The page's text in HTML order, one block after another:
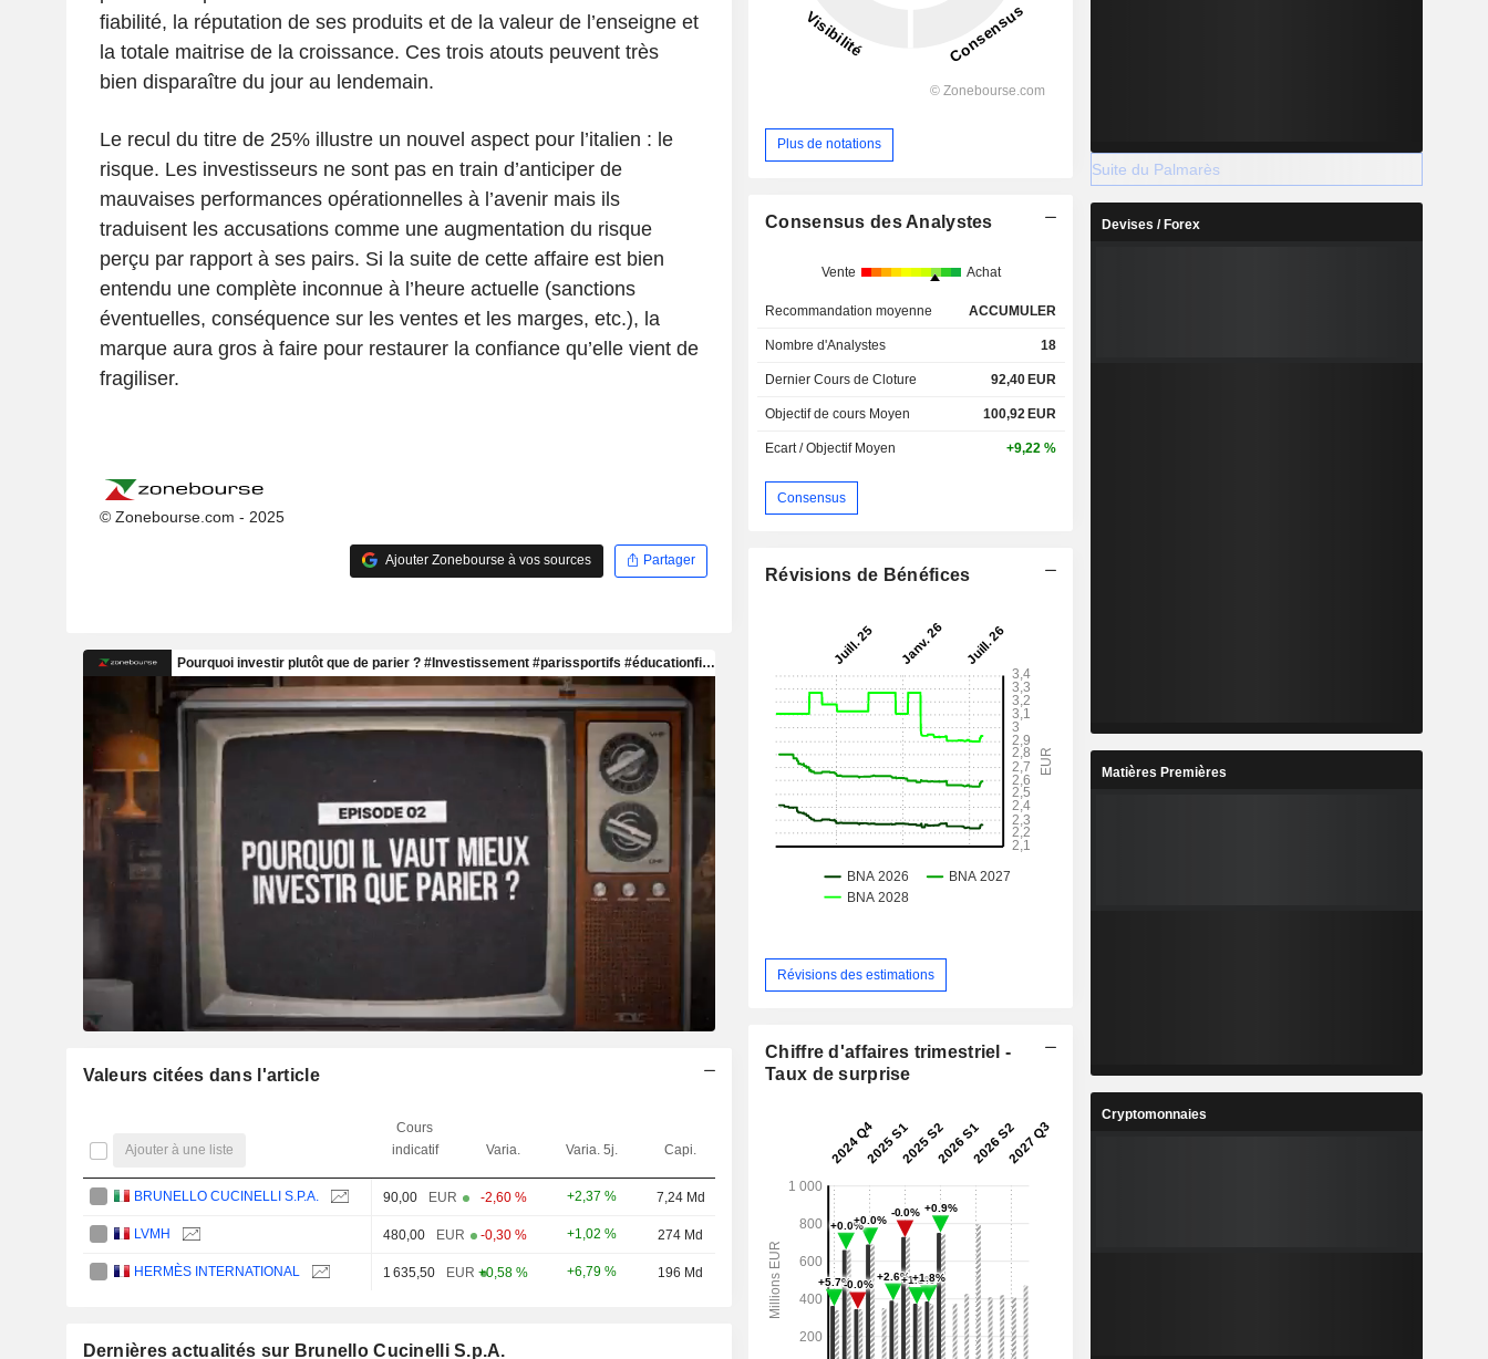
fiabilité, la réputation de ses produits et de la valeur de l’enseigne et
la totale maitrise de la croissance. Ces trois atouts peuvent très
bien disparaître du jour au lendemain.
Le recul du titre de 25% illustre un nouvel aspect pour l’italien : le
risque. Les investisseurs ne sont pas en train d’anticiper de
mauvaises performances opérationnelles à l’avenir mais ils
traduisent les accusations comme une augmentation du risque
perçu par rapport à ses pairs. Si la suite de cette affaire est bien
entendu une complète inconnue à l’heure actuelle (sanctions
éventuelles, conséquence sur les ventes et les marges, etc.), la
marque aura gros à faire pour restaurer la confiance qu’elle vient de
fragiliser.
© Zonebourse.com - 2025
Ajouter Zonebourse à vos sources Partager
Valeurs citées dans l'article
Ajouter à une liste
Cours
indicatif
Varia. Varia. 5j. Capi.
BRUNELLO CUCINELLI S.P.A. 90,00 EUR -2,60 % +2,37 % 7,24 Md
LVMH 480,00 EUR -0,30 % +1,02 % 274 Md
HERMÈS INTERNATIONAL 1 635,50 EUR +0,58 % +6,79 % 196 Md
Dernières actualités sur Brunello Cucinelli S.p.A.
Plus de notations
Consensus des Analystes
Vente Achat
Recommandation moyenne ACCUMULER
Nombre d'Analystes 18
Dernier Cours de Cloture 92,40 EUR
Objectif de cours Moyen 100,92 EUR
Ecart / Objectif Moyen +9,22 %
Consensus
Révisions de Bénéfices
Révisions des estimations
Chiffre d'affaires trimestriel -
Taux de surprise
Suite du Palmarès
Devises / Forex
Matières Premières
Cryptomonnaies